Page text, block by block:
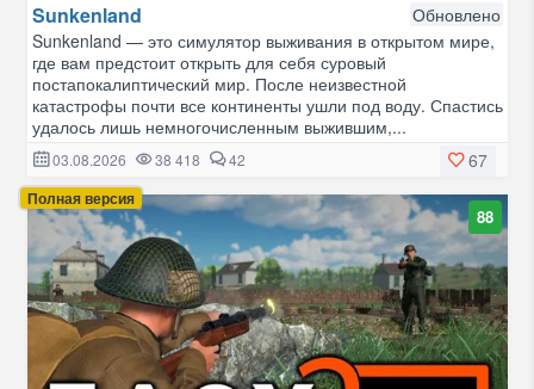
Sunkenland
Обновлено
Sunkenland — это симулятор выживания в открытом мире,
где вам предстоит открыть для себя суровый
постапокалиптический мир. После неизвестной
катастрофы почти все континенты ушли под воду. Спастись
удалось лишь немногочисленным выжившим,...
67
03.08.2026 38 418 42
Полная версия
88